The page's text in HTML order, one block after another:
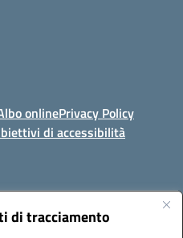
di tracciamento
onlinePrivacy Policy
di accessibilità
(AQ)